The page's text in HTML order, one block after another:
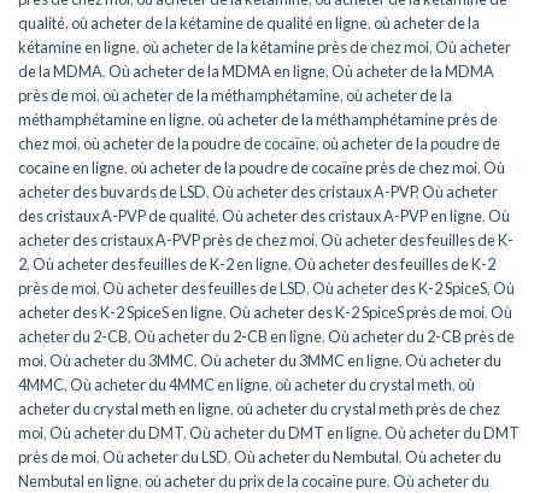
qualité,où acheter de la kétamine de qualité en ligne,où acheter de la
kétamine en ligne,où acheter de la kétamine près de chez moi,Où acheter
de la MDMA,Où acheter de la MDMA en ligne,Où acheter de la MDMA
près de moi,où acheter de la méthamphétamine,où acheter de la
méthamphétamine en ligne,où acheter de la méthamphétamine près de
chez moi,où acheter de la poudre de cocaïne,où acheter de la poudre de
cocaïne en ligne,où acheter de la poudre de cocaïne près de chez moi,Où
acheter des buvards de LSD,Où acheter des cristaux A-PVP,Où acheter
des cristaux A-PVP de qualité,Où acheter des cristaux A-PVP en ligne,Où
acheter des cristaux A-PVP près de chez moi,Où acheter des feuilles de K-
2,Où acheter des feuilles de K-2 en ligne,Où acheter des feuilles de K-2
près de moi,Où acheter des feuilles de LSD,Où acheter des K-2 SpiceS,Où
acheter des K-2 SpiceS en ligne,Où acheter des K-2 SpiceS près de moi,Où
acheter du 2-CB,Où acheter du 2-CB en ligne,Où acheter du 2-CB près de
moi,Où acheter du 3MMC,Où acheter du 3MMC en ligne,Où acheter du
4MMC,Où acheter du 4MMC en ligne,où acheter du crystal meth,où
acheter du crystal meth en ligne,où acheter du crystal meth près de chez
moi,Où acheter du DMT,Où acheter du DMT en ligne,Où acheter du DMT
près de moi,Où acheter du LSD,Où acheter du Nembutal,Où acheter du
Nembutal en ligne,où acheter du prix de la cocaïne pure,Où acheter du